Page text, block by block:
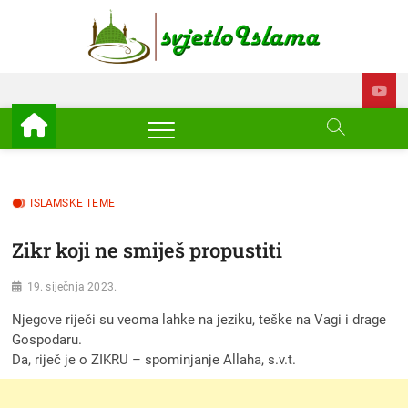
EDUKACIJA –
ISLAMSKE TEME
Zikr koji ne smiješ propustiti
19. siječnja 2023.
Njegove riječi su veoma lahke na jeziku, teške na Vagi i drage
Gospodaru.
Da, riječ je o ZIKRU – spominjanje Allaha, s.v.t.